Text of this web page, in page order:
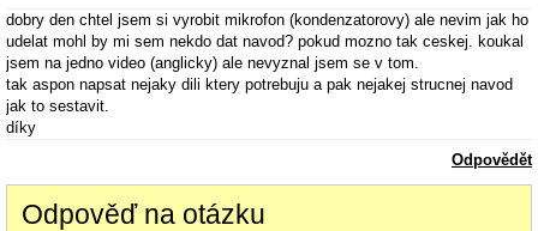
dobry den chtel jsem si vyrobit mikrofon (kondenzatorovy) ale nevim jak ho
udelat mohl by mi sem nekdo dat navod? pokud mozno tak ceskej. koukal
jsem na jedno video (anglicky) ale nevyznal jsem se v tom.
tak aspon napsat nejaky dili ktery potrebuju a pak nejakej strucnej navod
jak to sestavit.
díky
Odpovědět
Odpověď na otázku